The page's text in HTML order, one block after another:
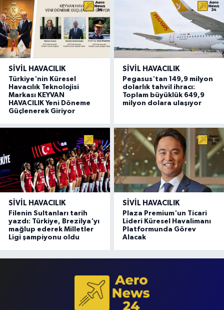
SIVIL HAVACILIK
Türkiye'nin Küresel
Havacılık Teknolojisi
Markası KEYVAN
HAVACILIK Yeni Döneme
Güçlenerek Giriyor
SIVIL HAVACILIK
Pegasus'tan 149,9 milyon
dolarlık tahvil ihracı:
Toplam büyüklük 649,9
milyon dolara ulaşıyor
SIVIL HAVACILIK
Filenin Sultanları tarih
yazdı: Türkiye, Brezilya'yı
mağlup ederek Milletler
Ligi şampiyonu oldu
SIVIL HAVACILIK
Plaza Premium'un Ticari
Lideri Küresel Havalimanı
Platformunda Görev
Alacak